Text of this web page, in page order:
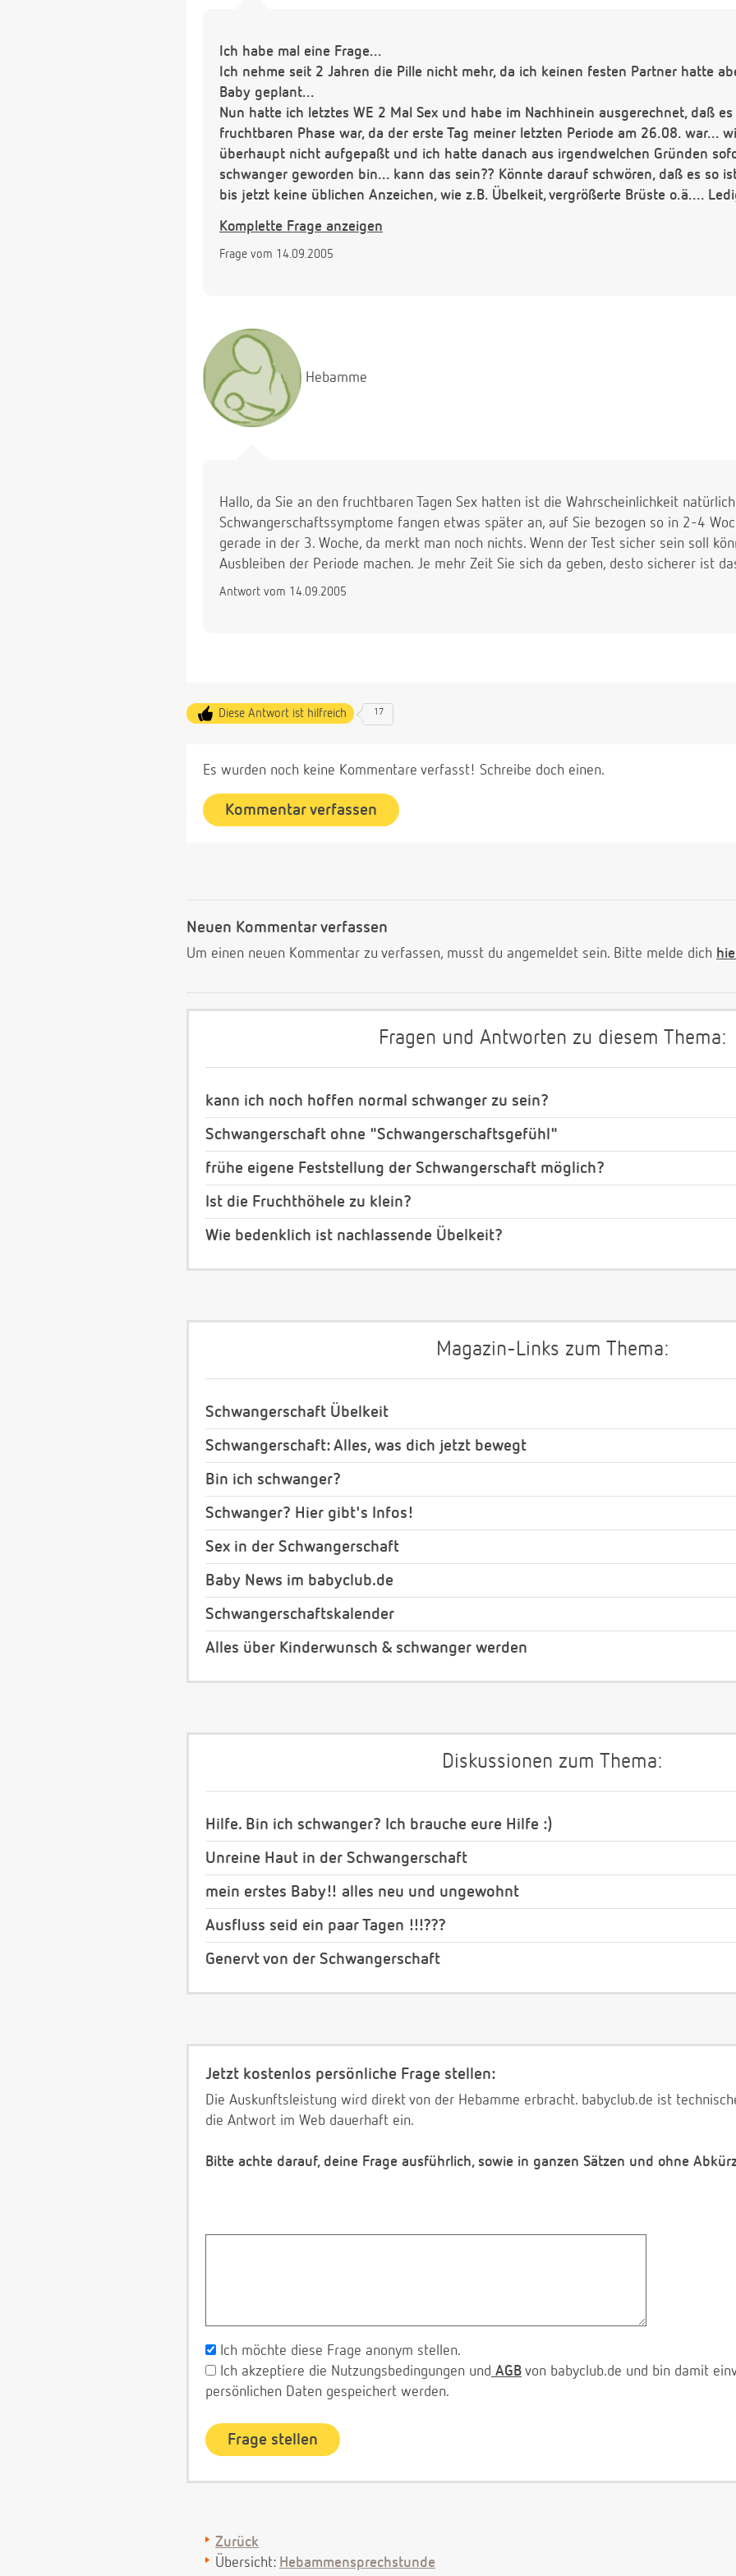
Ich habe mal eine Frage...
Ich nehme seit 2 Jahren die Pille nicht mehr, da ich keinen festen Partner hatte
Baby geplant...
Nun hatte ich letztes WE 2 Mal Sex und habe im Nachhinein ausgerechnet, daß
fruchtbaren Phase war, da der erste Tag meiner letzten Periode am 26.08. war...
überhaupt nicht aufgepaßt und ich hatte danach aus irgendwelchen Gründen
schwanger geworden bin... kann das sein?? Könnte darauf schwören, daß es so
bis jetzt keine üblichen Anzeichen, wie z.B. Übelkeit, vergrößerte Brüste o.ä....
sicheren Test machen? Und wann fangen frühestens die "Nebenwirkungen" wie
Würde mich - wenn ich genau darüber nachdenke - schon über eine
Komplette Frage anzeigen
Frage vom 14.09.2005
Hebamme
Hallo, da Sie an den fruchtbaren Tagen Sex hatten ist die Wahrscheinlichkeit
Schwangerschaftssymptome fangen etwas später an, auf Sie bezogen so in 2-4
gerade in der 3. Woche, da merkt man noch nichts. Wenn der Test sicher sein soll
Ausbleiben der Periode machen. Je mehr Zeit Sie sich da geben, desto sicherer ist
Antwort vom 14.09.2005
Diese Antwort ist hilfreich 17
Es wurden noch keine Kommentare verfasst! Schreibe doch einen.
Kommentar verfassen
Neuen Kommentar verfassen
Um einen neuen Kommentar zu verfassen, musst du angemeldet sein. Bitte melde dich
Fragen und Antworten zu diesem Thema:
kann ich noch hoffen normal schwanger zu sein?
Schwangerschaft ohne "Schwangerschaftsgefühl"
frühe eigene Feststellung der Schwangerschaft möglich?
Ist die Fruchthöhele zu klein?
Wie bedenklich ist nachlassende Übelkeit?
Magazin-Links zum Thema:
Schwangerschaft Übelkeit
Schwangerschaft: Alles, was dich jetzt bewegt
Bin ich schwanger?
Schwanger? Hier gibt's Infos!
Sex in der Schwangerschaft
Baby News im babyclub.de
Schwangerschaftskalender
Alles über Kinderwunsch & schwanger werden
Diskussionen zum Thema:
Hilfe. Bin ich schwanger? Ich brauche eure Hilfe :)
Unreine Haut in der Schwangerschaft
mein erstes Baby!! alles neu und ungewohnt
Ausfluss seid ein paar Tagen !!!???
Genervt von der Schwangerschaft
Jetzt kostenlos persönliche Frage stellen:
Die Auskunftsleistung wird direkt von der Hebamme erbracht. babyclub.de ist
die Antwort im Web dauerhaft ein.
Bitte achte darauf, deine Frage ausführlich, sowie in ganzen Sätzen und ohne
Ich möchte diese Frage anonym stellen.
Ich akzeptiere die Nutzungsbedingungen und AGB von babyclub.de und bin damit
persönlichen Daten gespeichert werden.
Zurück
Übersicht: Hebammensprechstunde